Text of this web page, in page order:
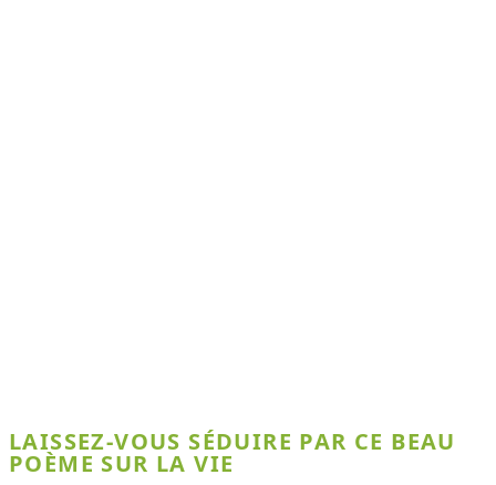
LAISSEZ-VOUS SÉDUIRE PAR CE BEAU
POÈME SUR LA VIE